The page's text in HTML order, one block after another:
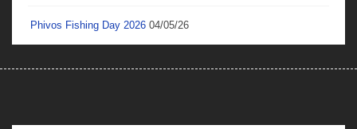
Phivos Fishing Day 2026 04/05/26